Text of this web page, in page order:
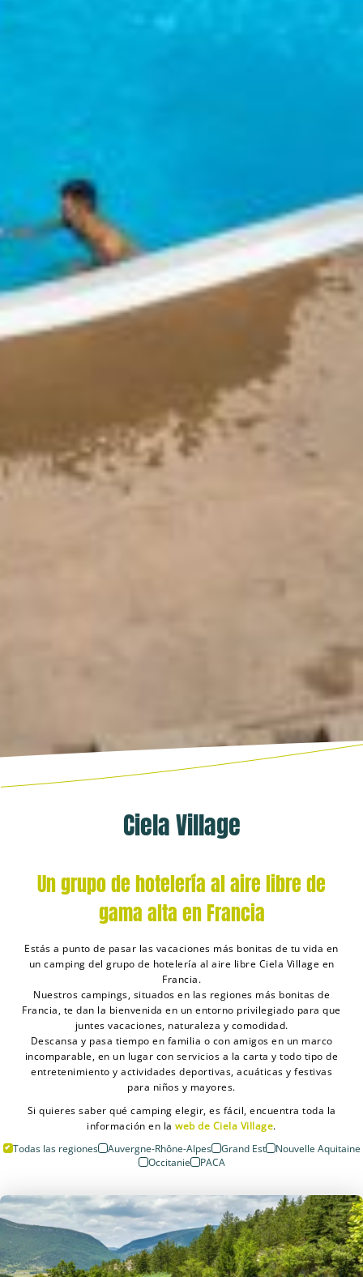
Ciela Village
Un grupo de hotelería al aire libre de
gama alta en Francia
Estás a punto de pasar las vacaciones más bonitas de tu vida en
un camping del grupo de hotelería al aire libre Ciela Village en
Francia.
Nuestros campings, situados en las regiones más bonitas de
Francia, te dan la bienvenida en un entorno privilegiado para que
juntes vacaciones, naturaleza y comodidad.
Descansa y pasa tiempo en familia o con amigos en un marco
incomparable, en un lugar con servicios a la carta y todo tipo de
entretenimiento y actividades deportivas, acuáticas y festivas
para niños y mayores.
Si quieres saber qué camping elegir, es fácil, encuentra toda la
información en laweb de Ciela Village.
Todas las regiones
Auvergne-Rhône-Alpes Grand Est
Nouvelle Aquitaine
Occitanie
PACA